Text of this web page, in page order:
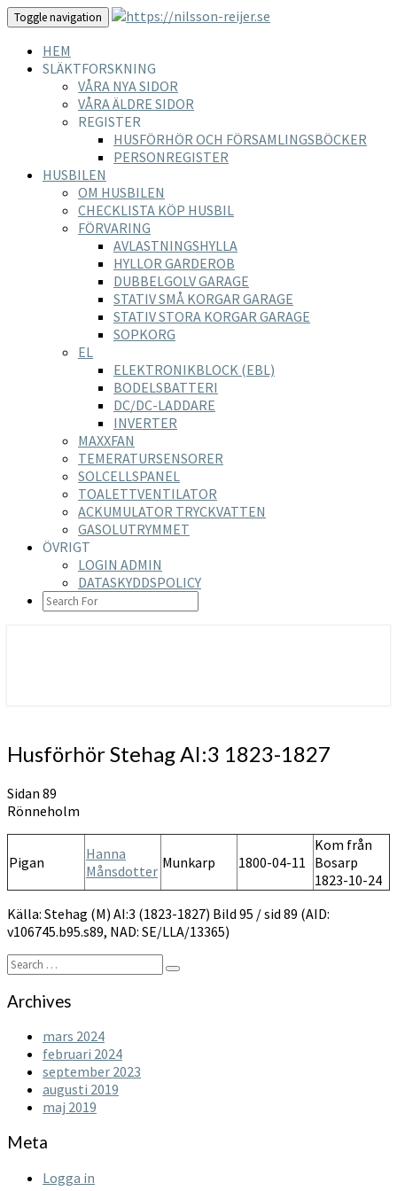
Toggle navigation
HEM
SLÄKTFORSKNING
VÅRA NYA SIDOR
VÅRA ÄLDRE SIDOR
REGISTER
HUSFÖRHÖR OCH FÖRSAMLINGSBÖCKER
PERSONREGISTER
HUSBILEN
OM HUSBILEN
CHECKLISTA KÖP HUSBIL
FÖRVARING
AVLASTNINGSHYLLA
HYLLOR GARDEROB
DUBBELGOLV GARAGE
STATIV SMÅ KORGAR GARAGE
STATIV STORA KORGAR GARAGE
SOPKORG
EL
ELEKTRONIKBLOCK (EBL)
BODELSBATTERI
DC/DC-LADDARE
INVERTER
MAXXFAN
TEMERATURSENSORER
SOLCELLSPANEL
TOALETTVENTILATOR
ACKUMULATOR TRYCKVATTEN
GASOLUTRYMMET
ÖVRIGT
LOGIN ADMIN
DATASKYDDSPOLICY
SEARCH
ICON
Husförhör
Stehag
1823-
1827
Husförhör Stehag AI:3 1823-1827
Sidan 89
Rönneholm
Pigan
Hanna
Månsdotter Munkarp 1800-04-11
Kom från
Bosarp
1823-10-24
Källa: Stehag (M) AI:3 (1823-1827) Bild 95 / sid 89 (AID:
v106745.b95.s89, NAD: SE/LLA/13365)
Search
for:
Search
Archives
mars 2024
februari 2024
september 2023
augusti 2019
maj 2019
Meta
Logga in